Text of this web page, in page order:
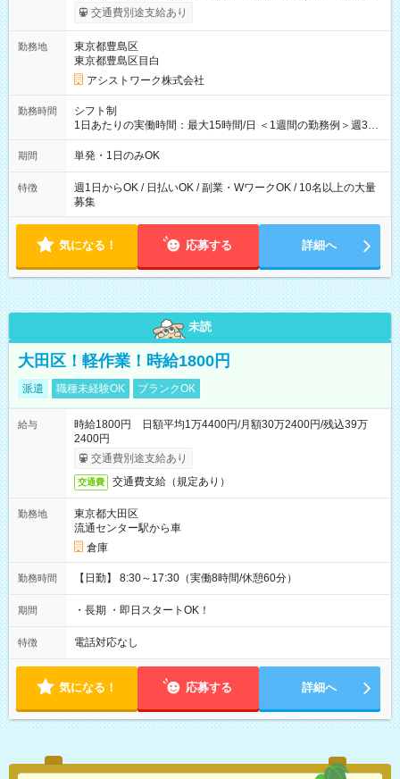
間】試用期間なし
交通費別途支給あり
勤務地
東京都豊島区
東京都豊島区目白
アシストワーク株式会社
勤務時間
シフト制
1日あたりの実働時間：最大15時間/日 ＜1週間の勤務例＞週3回
勤務 勤務：月・水・金 休み：火・木・土・日 好きな時にお仕事
可能です！ ※1日あたりの最大実働時間は日勤、夜勤共に勤務し
期間 単発・1日のみOK
特徴
週1日からOK / 日払いOK / 副業・WワークOK / 10名以上の大量
募集
気になる！ 応募する 詳細へ
未読
大田区！軽作業！時給1800円
派遣 職種未経験OK ブランクOK
給与
時給1800円 日額平均1万4400円/月額30万2400円/残込39万
2400円
交通費別途支給あり
交通費 交通費支給（規定あり）
勤務地
東京都大田区
流通センター駅から車
倉庫
勤務時間 【日勤】 8:30～17:30（実働8時間/休憩60分）
期間 ・長期 ・即日スタートOK！
特徴 電話対応なし
気になる！ 応募する 詳細へ